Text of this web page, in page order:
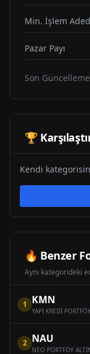
Min. İşlem
Pazar Payı
Son Güncelleme
🏆
Kendi
🔥 Benzer
Aynı kategorideki
1 KMN
2 NAU